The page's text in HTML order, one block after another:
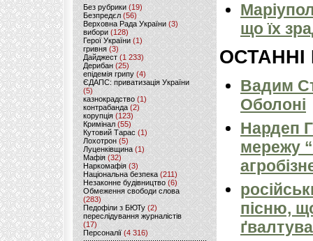
Без рубрики (19)
Безпредєл(56)
Верховна Рада України (3)
вибори(128)
Герої України(1)
гривня (3)
Дайджест (1 233)
Дерибан (25)
епідемія грипу (4)
ЄДАПС: приватизація України
(5)
казнокрадство (1)
контрабанда (2)
корупція (123)
Кримінал (55)
Кутовий Тарас (1)
Лохотрон(5)
Луценківщина (1)
Мафія (32)
Наркомафія (3)
Національна безпека (211)
Незаконне будівництво(6)
Обмеження свободи слова
(283)
Педофіли з БЮТу (2)
переслідування журналістів
(17)
Персоналії (4 316)
що їх
ОСТАННІ
Вадим
Оболоні
Нардеп
мережу
пісню,